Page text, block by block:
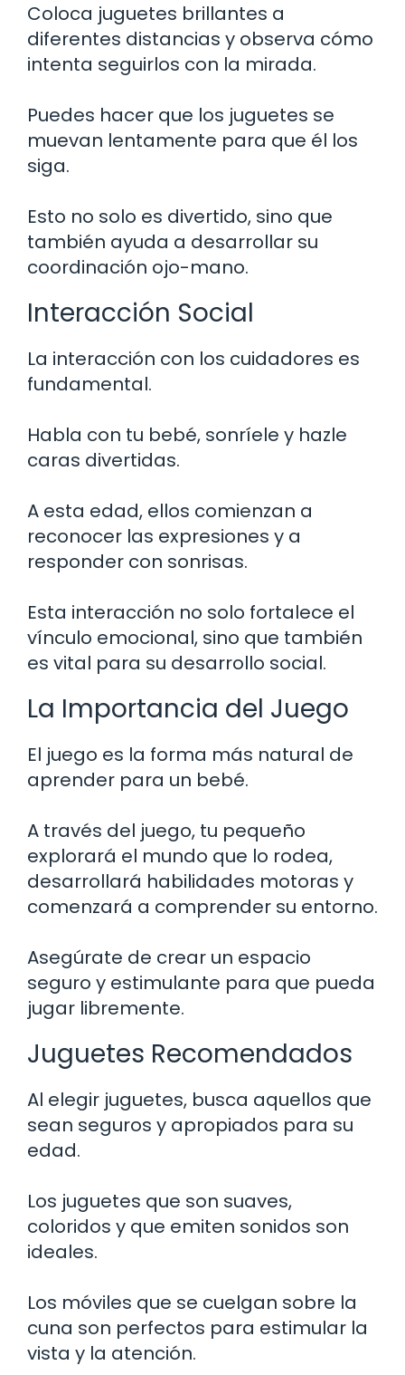
Coloca juguetes brillantes a
diferentes distancias y observa cómo
intenta seguirlos con la mirada.
Puedes hacer que los juguetes se
muevan lentamente para que él los
siga.
Esto no solo es divertido, sino que
también ayuda a desarrollar su
coordinación ojo-mano.
Interacción Social
La interacción con los cuidadores es
fundamental.
Habla con tu bebé, sonríele y hazle
caras divertidas.
A esta edad, ellos comienzan a
reconocer las expresiones y a
responder con sonrisas.
Esta interacción no solo fortalece el
vínculo emocional, sino que también
es vital para su desarrollo social.
La Importancia del Juego
El juego es la forma más natural de
aprender para un bebé.
A través del juego, tu pequeño
explorará el mundo que lo rodea,
desarrollará habilidades motoras y
comenzará a comprender su entorno.
Asegúrate de crear un espacio
seguro y estimulante para que pueda
jugar libremente.
Juguetes Recomendados
Al elegir juguetes, busca aquellos que
sean seguros y apropiados para su
edad.
Los juguetes que son suaves,
coloridos y que emiten sonidos son
ideales.
Los móviles que se cuelgan sobre la
cuna son perfectos para estimular la
vista y la atención.